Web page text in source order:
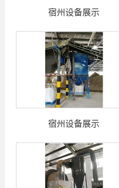
宿州设备展示
宿州设备展示